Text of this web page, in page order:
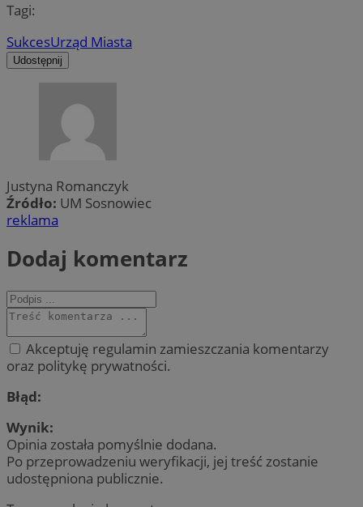
Tagi:
SukcesUrząd Miasta
Udostępnij
Justyna Romanczyk
Źródło: UM Sosnowiec
reklama
Dodaj komentarz
Akceptuję regulamin zamieszczania komentarzy
oraz politykę prywatności.
Błąd:
Wynik:
Opinia została pomyślnie dodana.
Po przeprowadzeniu weryfikacji, jej treść zostanie
udostępniona publicznie.